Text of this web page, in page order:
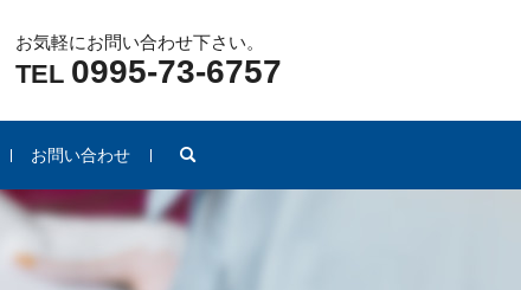
お気軽にお問い合わせ下さい。
TEL 0995-73-6757
お問い合わせ